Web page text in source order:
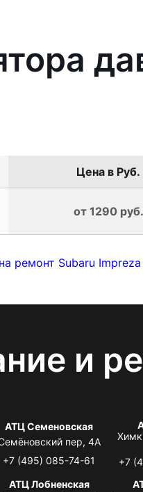
Цена в Руб.
от 1290 руб.
ремонт Subaru Impreza
и
АТЦ Семеновская
пер, 4А
+7 (495) 085-74-61
+7
АТЦ Лобненская